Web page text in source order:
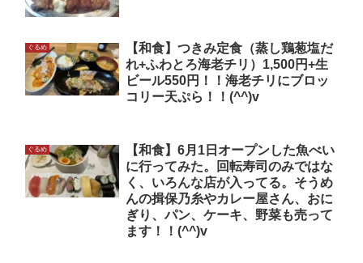
ぐるめ
【和食】つきみ定食（蒸し鶏葱塩だ
れ+ふわとろ海老チリ）1,500円+生
ビール550円！！海老チリにブロッ
コリー天ぷら！！(^^)v
ぐるめ
【和食】6月1日オープンした魚べい
に行ってみた。回転寿司のみではな
く、いろんな店が入ってる。そうめ
んの揖保乃糸やカレー屋さん、おに
ぎり、パン、ケーキ、野菜も売って
ます！！(^^)v